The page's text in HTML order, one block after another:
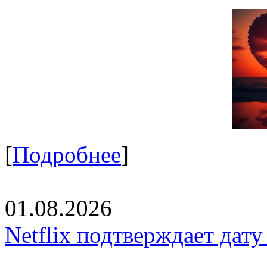
[Подробнее]
01.08.2026
Netflix подтверждает